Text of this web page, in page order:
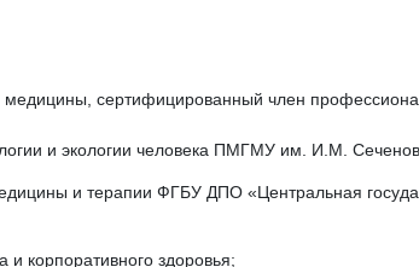
медицины, сертифицированный член
и экологии человека ПМГМУ им. И.М.
и терапии ФГБУ ДПО «Центральная
и корпоративного здоровья;